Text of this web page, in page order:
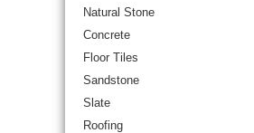
Natural Stone
Concrete
Floor Tiles
Sandstone
Slate
Roofing